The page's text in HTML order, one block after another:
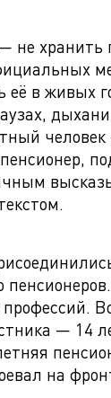
не хранить
её в живых
— 14
на